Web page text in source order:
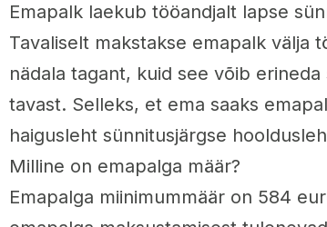
Emapalk laekub tööandjalt lapse
Tavaliselt makstakse emapalk välja
nädala tagant, kuid see võib
tavast. Selleks, et ema saaks
haigusleht sünnitusjärgse
Milline on emapalga määr?
Emapalga miinimummäär on 584